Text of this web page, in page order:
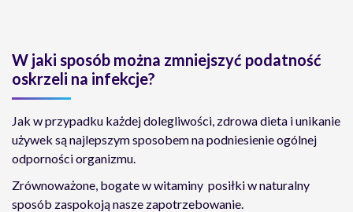
W jaki sposób można zmniejszyć podatność
oskrzeli na infekcje?
Jak w przypadku każdej dolegliwości, zdrowa dieta i unikanie
używek są najlepszym sposobem na podniesienie ogólnej
odporności organizmu.
Zrównoważone, bogate w witaminy posiłki w naturalny
sposób zaspokoją nasze zapotrzebowanie.